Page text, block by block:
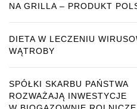
NA GRILLA – PRODUKT
DIETA W LECZENIU
WĄTROBY
SPÓŁKI SKARBU PAŃSTWA
ROZWAŻAJĄ INWESTYCJE